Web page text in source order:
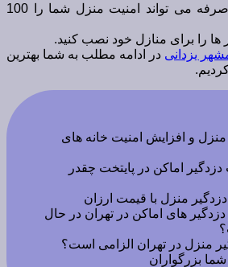
که با قیمت مقرون به صرفه می تواند امنیت منزل شما را 100
ها را برای منازل خود نصب کنید.
یزدانی در ادامه مطلب به شما بهترین
و افزایش امنیت خانه های
اماکن در پایتخت چقدر
منزل با قیمت ارزان
دزدگیر های اماکن در تهران در حال
منزل در تهران الزامی است؟
شما بزرگواران